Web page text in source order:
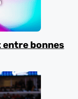
entre bonnes